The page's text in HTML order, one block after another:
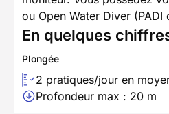
ou Open Water Diver (PADI
En quelques
Plongée
2 pratiques/jour en
Profondeur max : 20 m